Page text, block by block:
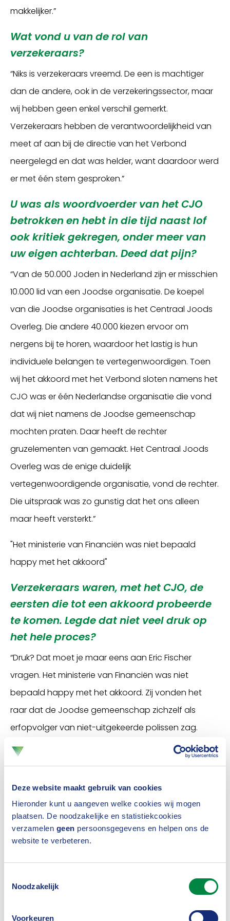
Deze website maakt gebruik van cookies
Hieronder kunt u aangeven welke cookies wij mogen
plaatsen. De noodzakelijke en statistiekcookies
verzamelen geen persoonsgegevens en helpen ons de
website te verbeteren.
Noodzakelijk
Voorkeuren
makkelijker.”
Wat vond u van de rol van
verzekeraars?
“Niks is verzekeraars vreemd. De een is machtiger
dan de andere, ook in de verzekeringssector, maar
wij hebben geen enkel verschil gemerkt.
Verzekeraars hebben de verantwoordelijkheid van
meet af aan bij de directie van het Verbond
neergelegd en dat was helder, want daardoor werd
er met één stem gesproken.”
U was als woordvoerder van het CJO
betrokken en hebt in die tijd naast lof
ook kritiek gekregen, onder meer van
uw eigen achterban. Deed dat pijn?
“Van de 50.000 Joden in Nederland zijn er misschien
10.000 lid van een Joodse organisatie. De koepel
van die Joodse organisaties is het Centraal Joods
Overleg. Die andere 40.000 kiezen ervoor om
nergens bij te horen, waardoor het lastig is hun
individuele belangen te vertegenwoordigen. Toen
wij het akkoord met het Verbond sloten namens het
CJO was er één Nederlandse organisatie die vond
dat wij niet namens de Joodse gemeenschap
mochten praten. Daar heeft de rechter
gruzelementen van gemaakt. Het Centraal Joods
Overleg was de enige duidelijk
vertegenwoordigende organisatie, vond de rechter.
Die uitspraak was zo gunstig dat het ons alleen
maar heeft versterkt.”
"Het ministerie van Financiën was niet bepaald
happy met het akkoord"
Verzekeraars waren, met het CJO, de
eersten die tot een akkoord probeerde
te komen. Legde dat niet veel druk op
het hele proces?
“Druk? Dat moet je maar eens aan Eric Fischer
vragen. Het ministerie van Financiën was niet
bepaald happy met het akkoord. Zij vonden het
raar dat de Joodse gemeenschap zichzelf als
erfopvolger van niet-uitgekeerde polissen zag.
Normaal gesproken is de staat de rechthebbende
de staat anders zou profiteren van de Holocaust en
dat kon toch ook niet de bedoeling zijn?”
was ook internationaal zo’n beetje de
eerste. Waarom was er zo’n haast?